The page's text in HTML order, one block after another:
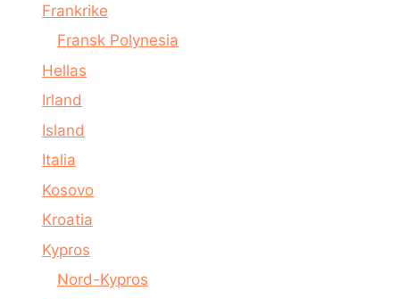
Frankrike
Fransk Polynesia
Hellas
Irland
Island
Italia
Kosovo
Kroatia
Kypros
Nord-Kypros